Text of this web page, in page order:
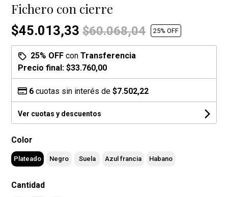
Fichero con cierre
$45.013,33$60.068,04 25% OFF
25% OFF conTransferencia
Precio final:$33.760,00
6 cuotas sin interés de$7.502,22
Ver cuotas y descuentos
Color
Plateado Negro Suela Azul francia Habano
Cantidad